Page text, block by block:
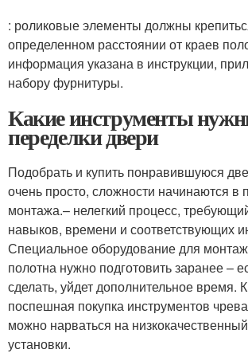
: роликовые элементы должны
определенном расстоянии от краев
информация указана в инструкции,
набору фурнитуры.
Какие инструменты
переделки двери
Подобрать и купить понравившуюся
очень просто, сложности начинаются в
монтажа.– нелегкий процесс,
навыков, времени и соответствующих
Специальное оборудование для
полотна нужно подготовить заранее –
сделать, уйдет дополнительное время.
поспешная покупка инструментов
можно нарваться на
установки.